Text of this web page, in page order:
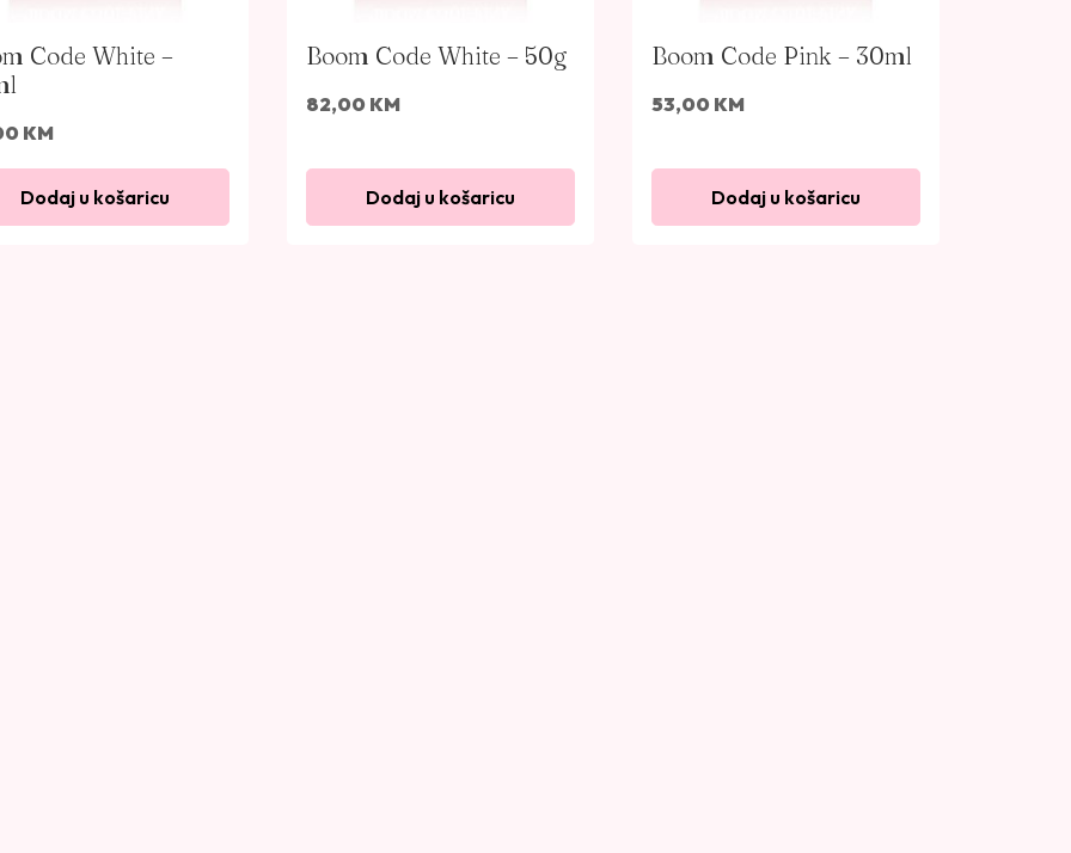
Code White –
KM
Dodaj u košaricu
Boom Code White – 50g
82,00 KM
Dodaj u košaricu
Boom Code Pink – 30ml
53,00 KM
Dodaj u košaricu